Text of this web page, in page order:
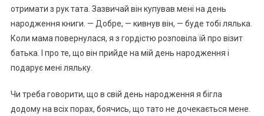
отримати з рук тата. Зазвичай він купував мені на день
народження книги. — Добре, — кивнув він, — буде тобі лялька.
Коли мама повернулася, я з гордістю розповіла їй про візит
батька. І про те, що він прийде на мій день народження і
подарує мені ляльку.
Чи треба говорити, що в свій день народження я бігла
додому на всіх порах, боячись, що тато не дочекається мене.